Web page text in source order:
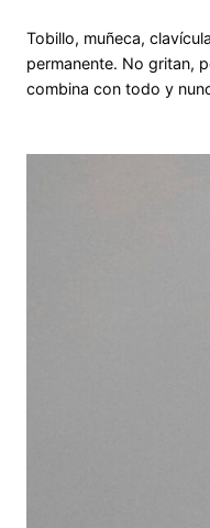
Tobillo, muñeca,
permanente. No gritan,
combina con todo y